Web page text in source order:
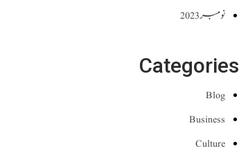
نومبر 2023
Categories
Blog
Business
Culture